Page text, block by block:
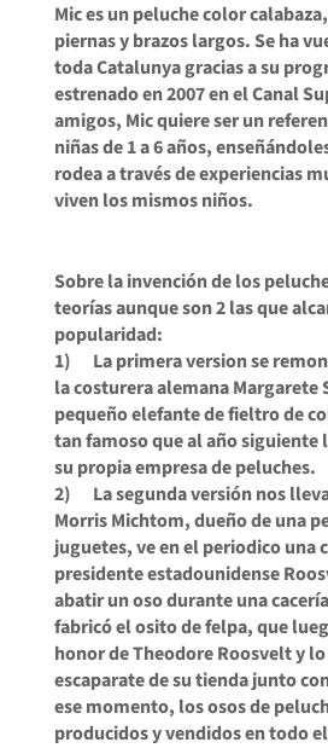
Mic es un peluche color
piernas y brazos largos. Se ha
toda Catalunya gracias a su
estrenado en 2007 en el Canal
amigos, Mic quiere ser un
niñas de 1 a 6 años,
rodea a través de experiencias
viven los mismos niños.
Sobre la invención de los
teorías aunque son 2 las que
popularidad:
1) La primera version se
la costurera alemana Margarete
pequeño elefante de fieltro de
tan famoso que al año siguiente
su propia empresa de peluches.
2) La segunda versión nos
Morris Michtom, dueño de una
juguetes, ve en el periodico una
presidente estadounidense
abatir un oso durante una
fabricó el osito de felpa, que
honor de Theodore Roosvelt y
escaparate de su tienda junto
ese momento, los osos de
producidos y vendidos en todo